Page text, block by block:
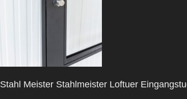
Stahl Meister Stahlmeister Loftuer